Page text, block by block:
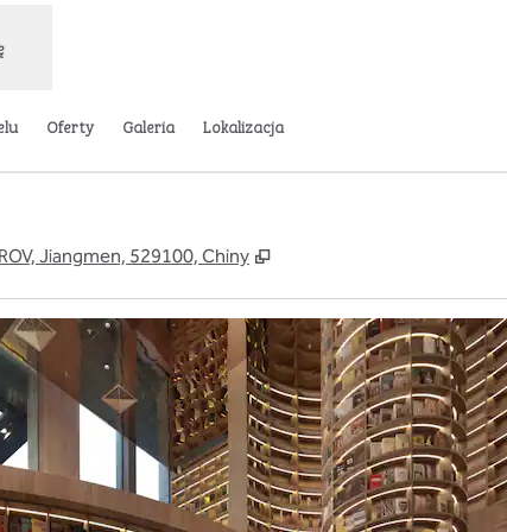
Oferty Galeria Lokalizacja
Jiangmen, 529100, Chiny ,